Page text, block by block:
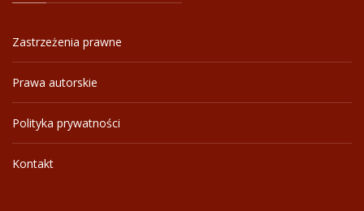
Zastrzeżenia prawne
Prawa autorskie
Polityka prywatności
Kontakt